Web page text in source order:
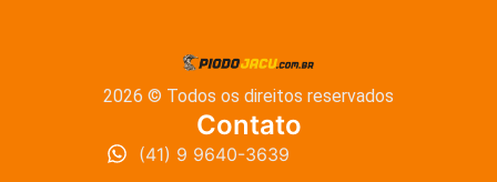
2026 © Todos os direitos reservados
Contato
(41) 9 9640-3639